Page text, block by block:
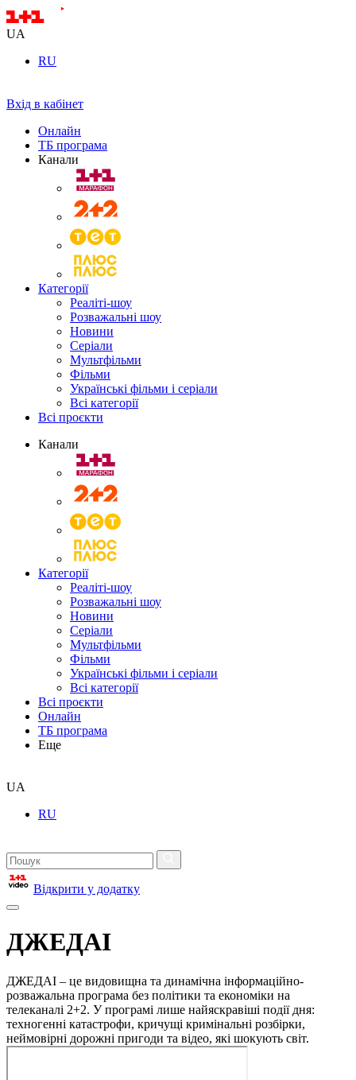
UA
RU
Вхід в кабінет
Онлайн
ТБ програма
Канали
Категорії
Реаліті-шоу
Розважальні шоу
Новини
Серіали
Мультфільми
Фільми
Українські фільми і серіали
Всі категорії
Всі проєкти
Канали
Категорії
Реаліті-шоу
Розважальні шоу
Новини
Серіали
Мультфільми
Фільми
Українські фільми і серіали
Всі категорії
Всі проєкти
Онлайн
ТБ програма
Еще
UA
RU
Відкрити у додатку
ДЖЕДАІ
ДЖЕДАІ – це видовищна та динамічна інформаційно-
розважальна програма без політики та економіки на
телеканалі 2+2. У програмі лише найяскравіші події дня:
техногенні катастрофи, кричущі кримінальні розбірки,
неймовірні дорожні пригоди та відео, які шокують світ.